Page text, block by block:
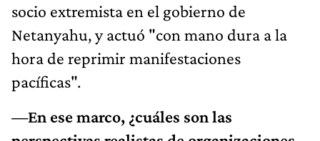
socio extremista en el gobierno de
Netanyahu, y actuó "con mano dura a la
hora de reprimir manifestaciones
pacíficas".
—En ese marco, ¿cuáles son las